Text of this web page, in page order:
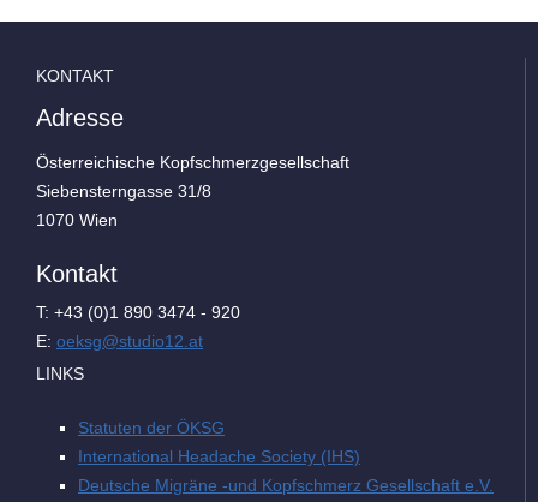
KONTAKT
Adresse
Österreichische Kopfschmerzgesellschaft
Siebensterngasse 31/8
1070 Wien
Kontakt
T: +43 (0)1 890 3474 - 920
E: oeksg@studio12.at
LINKS
Statuten der ÖKSG
International Headache Society (IHS)
Deutsche Migräne -und Kopfschmerz Gesellschaft e.V.